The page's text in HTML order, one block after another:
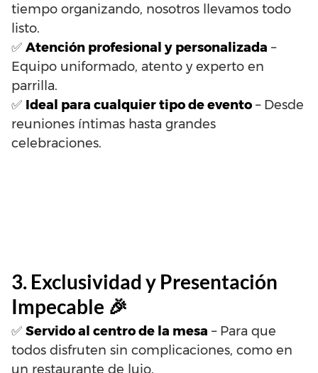
tiempo organizando, nosotros llevamos todo
listo.
✅ Atención profesional y personalizada –
Equipo uniformado, atento y experto en
parrilla.
✅ Ideal para cualquier tipo de evento – Desde
reuniones íntimas hasta grandes
celebraciones.
3. Exclusividad y Presentación
Impecable 🎉
✅ Servido al centro de la mesa – Para que
todos disfruten sin complicaciones, como en
un restaurante de lujo.